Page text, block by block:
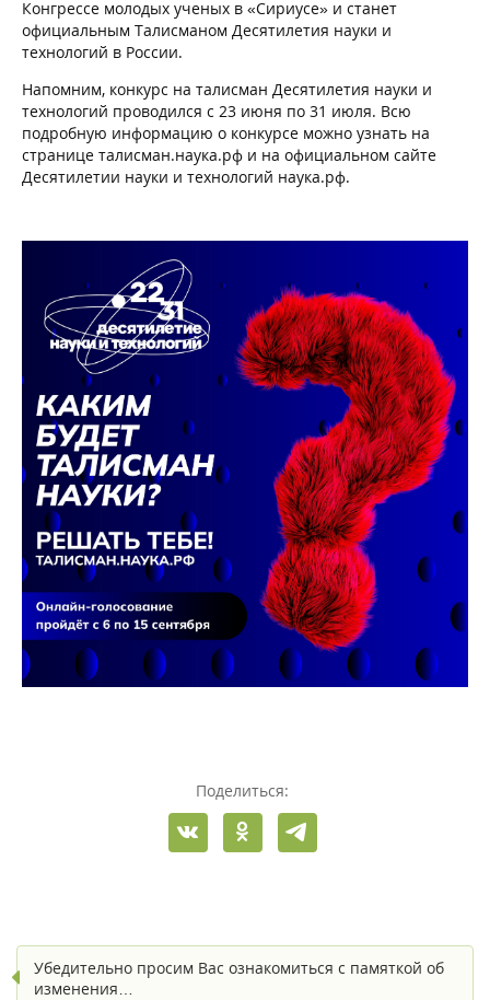
Конгрессе молодых ученых в «Сириусе» и станет
официальным Талисманом Десятилетия науки и
технологий в России.
Напомним, конкурс на талисман Десятилетия науки и
технологий проводился с 23 июня по 31 июля. Всю
подробную информацию о конкурсе можно узнать на
странице талисман.наука.рф и на официальном сайте
Десятилетии науки и технологий наука.рф.
Поделиться:
Убедительно просим Вас ознакомиться с памяткой об
изменения…